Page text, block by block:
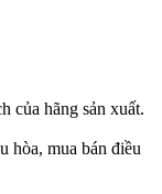
của hãng sản xuất.
hòa, mua bán điều